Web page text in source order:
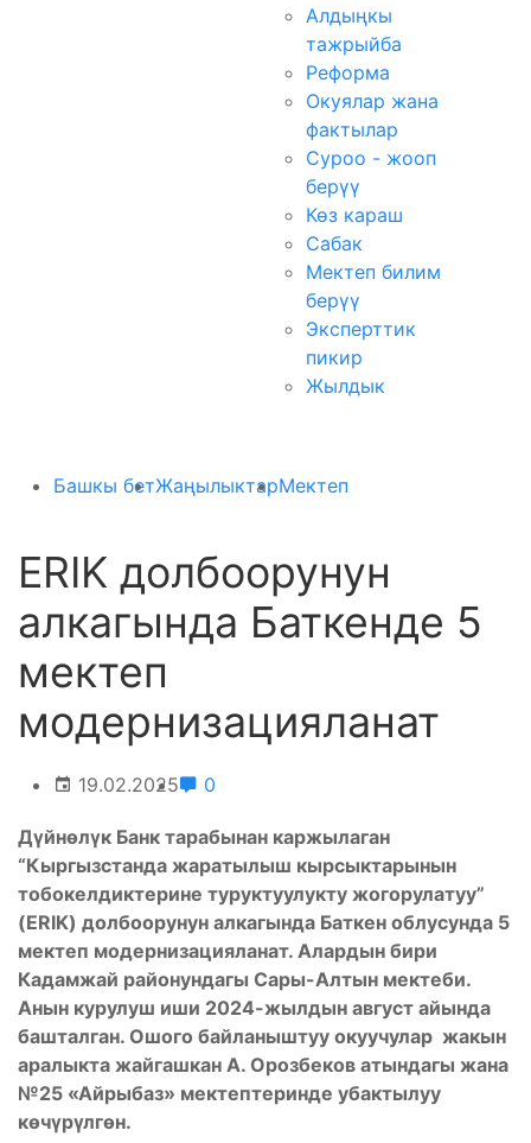
Алдыңкы
тажрыйба
Реформа
Окуялар жана
фактылар
Суроо - жооп
берүү
Көз караш
Сабак
Мектеп билим
берүү
Эксперттик
пикир
Жылдык
Башкы бетЖаңылыктарМектеп
ERIK долбоорунун
алкагында Баткенде 5
мектеп
модернизацияланат
19.02.2025 0
Дүйнөлүк Банк тарабынан каржылаган
“Кыргызстанда жаратылыш кырсыктарынын
тобокелдиктерине туруктуулукту жогорулатуу”
(ERIK) долбоорунун алкагында Баткен облусунда 5
мектеп модернизацияланат. Алардын бири
Кадамжай районундагы Сары-Алтын мектеби.
Анын курулуш иши 2024-жылдын август айында
башталган. Ошого байланыштуу окуучулар жакын
аралыкта жайгашкан А. Орозбеков атындагы жана
№25 «Айрыбаз» мектептеринде убактылуу
кɵчүрүлгөн.